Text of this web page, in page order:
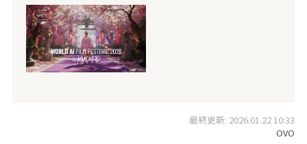
最終更新: 2026.01.22 10:33
OVO